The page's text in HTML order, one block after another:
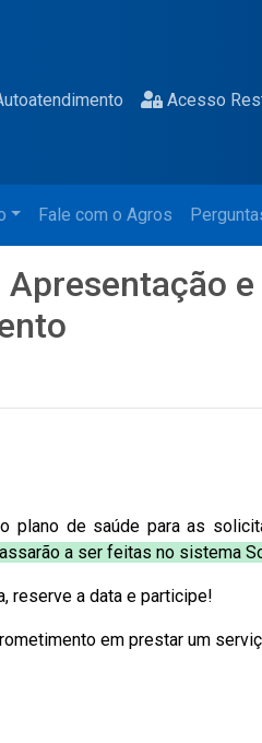
Acesso
Fale com o Agros
de saúde para as
a ser feitas no sistema
reserve a data e participe!
em prestar um